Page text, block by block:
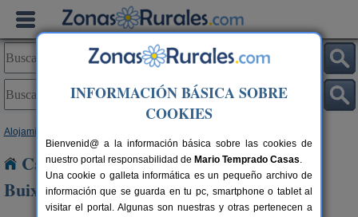
Alojamientos
Casas Rurales cerca de Sant Feliu de
Buixalleu
INFORMACIÓN BÁSICA SOBRE
COOKIES
Bienvenid@ a la información básica sobre las cookies de
nuestro portal responsabilidad de Mario Temprado Casas.
Una cookie o galleta informática es un pequeño archivo de
información que se guarda en tu pc, smartphone o tablet al
visitar el portal. Algunas son nuestras y otras pertenecen a